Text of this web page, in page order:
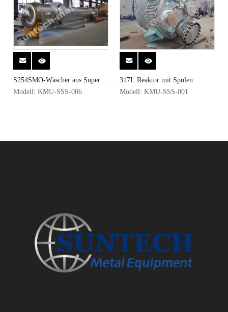
S254SMO-Wäscher aus Super-
Edelstahl für EGC-
Modell: KMU-SSS-006
317L Reaktor mit Spulen
Modell: KMU-SSS-001